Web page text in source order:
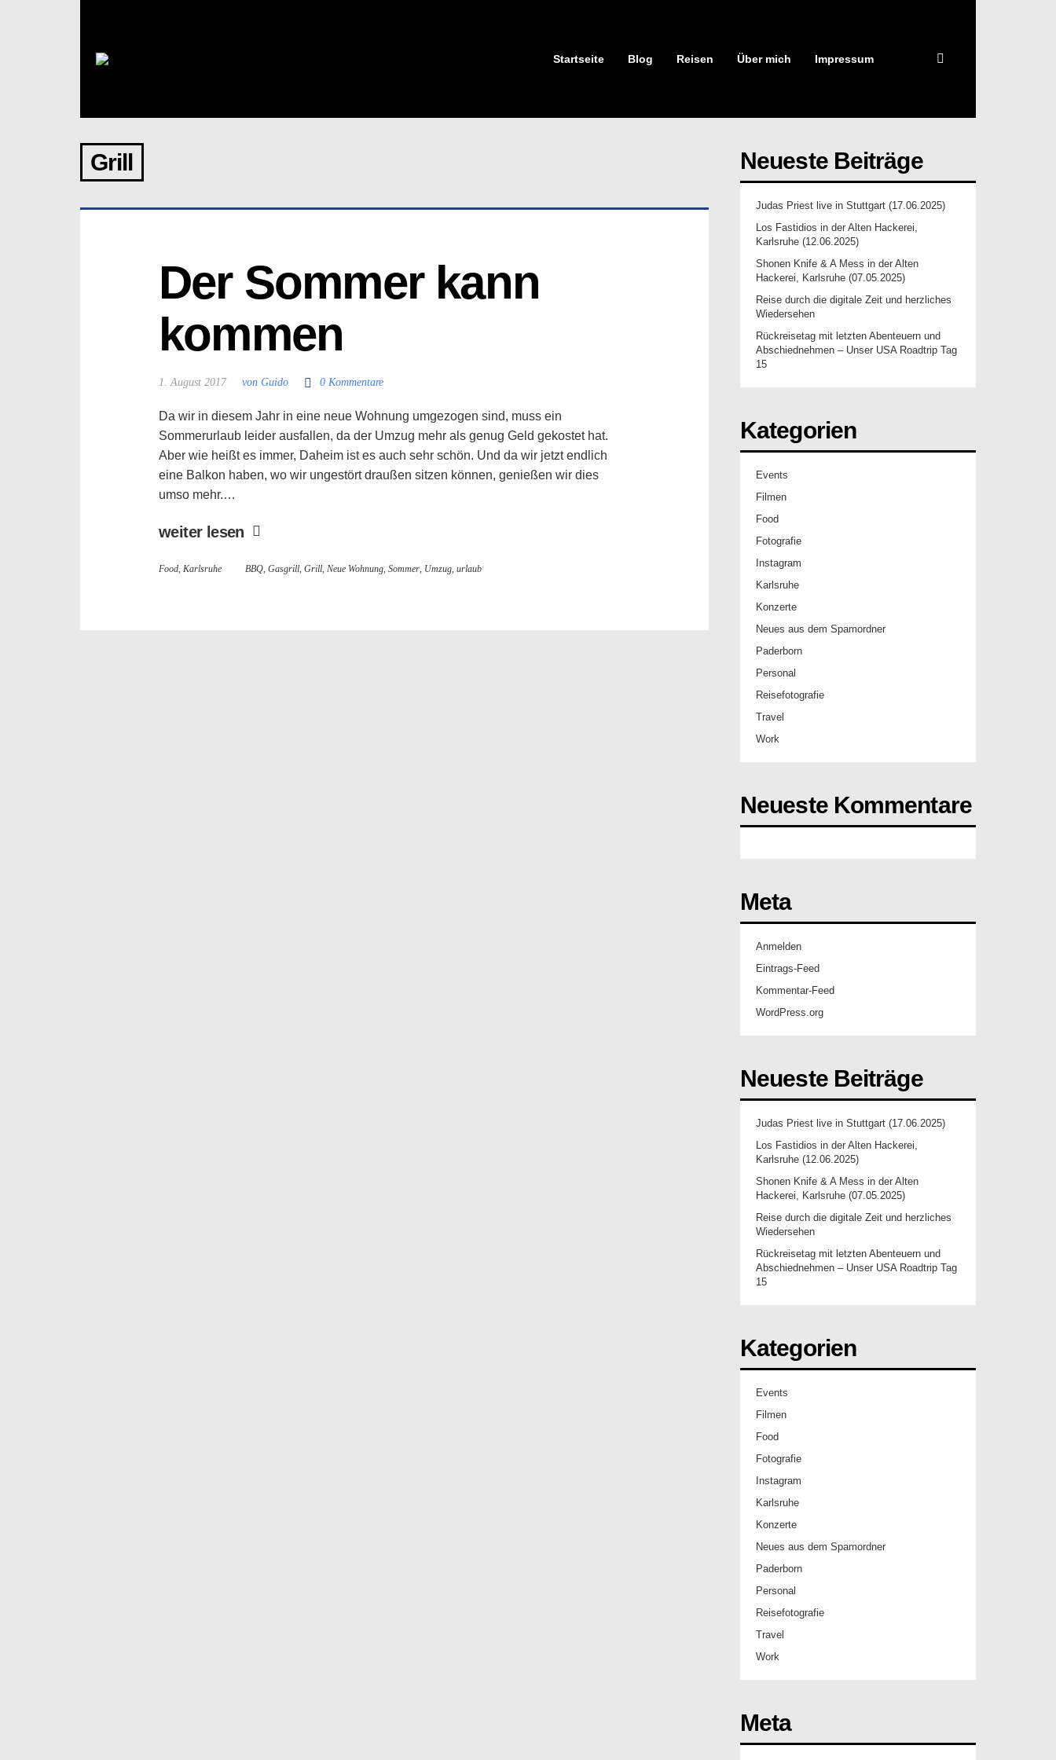
Startseite Blog Reisen Über mich Impressum
Grill
Der Sommer kann
kommen
1. August 2017 von Guido 0 Kommentare
Da wir in diesem Jahr in eine neue Wohnung umgezogen sind, muss ein
Sommerurlaub leider ausfallen, da der Umzug mehr als genug Geld gekostet hat.
Aber wie heißt es immer, Daheim ist es auch sehr schön. Und da wir jetzt endlich
eine Balkon haben, wo wir ungestört draußen sitzen können, genießen wir dies
umso mehr.…
weiter lesen
Food, Karlsruhe BBQ, Gasgrill, Grill, Neue Wohnung, Sommer, Umzug, urlaub
Neueste Beiträge
Judas Priest live in Stuttgart (17.06.2025)
Los Fastidios in der Alten Hackerei,
Karlsruhe (12.06.2025)
Shonen Knife & A Mess in der Alten
Hackerei, Karlsruhe (07.05.2025)
Reise durch die digitale Zeit und herzliches
Wiedersehen
Rückreisetag mit letzten Abenteuern und
Abschiednehmen – Unser USA Roadtrip Tag
15
Kategorien
Events
Filmen
Food
Fotografie
Instagram
Karlsruhe
Konzerte
Neues aus dem Spamordner
Paderborn
Personal
Reisefotografie
Travel
Work
Neueste Kommentare
Meta
Anmelden
Eintrags-Feed
Kommentar-Feed
WordPress.org
Neueste Beiträge
Judas Priest live in Stuttgart (17.06.2025)
Los Fastidios in der Alten Hackerei,
Karlsruhe (12.06.2025)
Shonen Knife & A Mess in der Alten
Hackerei, Karlsruhe (07.05.2025)
Reise durch die digitale Zeit und herzliches
Wiedersehen
Rückreisetag mit letzten Abenteuern und
Abschiednehmen – Unser USA Roadtrip Tag
15
Kategorien
Events
Filmen
Food
Fotografie
Instagram
Karlsruhe
Konzerte
Neues aus dem Spamordner
Paderborn
Personal
Reisefotografie
Travel
Work
Meta